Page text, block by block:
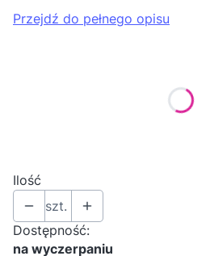
Przejdź do pełnego opisu
Ilość
szt.
Dostępność:
na wyczerpaniu